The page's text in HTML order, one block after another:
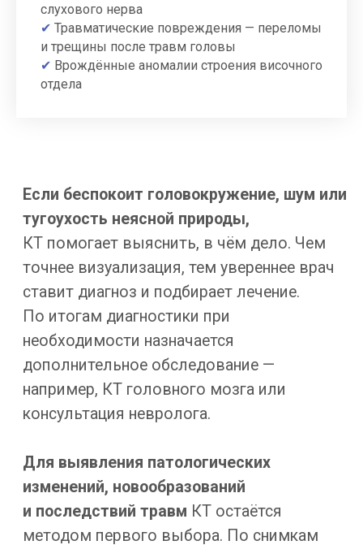
слухового нерва
✔ Травматические повреждения — переломы
и трещины после травм головы
✔ Врождённые аномалии строения височного
отдела
и кисты в области височной кости
даже небольшие образования, которые
сдавливают структуры или растут
внутри. Томография также помогает
исключить невриному слухового нерва.
Когда КТ
не рекомендуется
Компьютерная томография — безопасная
процедура. Доза облучения
минимальна. Но в ряде случаев процедуру
ограничивают. Решение всегда принимает
лечащий врач индивидуально, с учётом
состояния организма и того, насколько
необходима диагностика.
Общие противопоказания
Беременность
Рентгеновское излучение негативно
влияет на плод. Исследование